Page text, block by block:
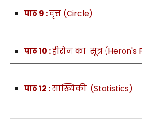
पाठ 9 :वृत्त (Circle)
पाठ 10 :हीरोन का सूत्र (Heron's
पाठ 12 :सांख्यिकी (Statistics)